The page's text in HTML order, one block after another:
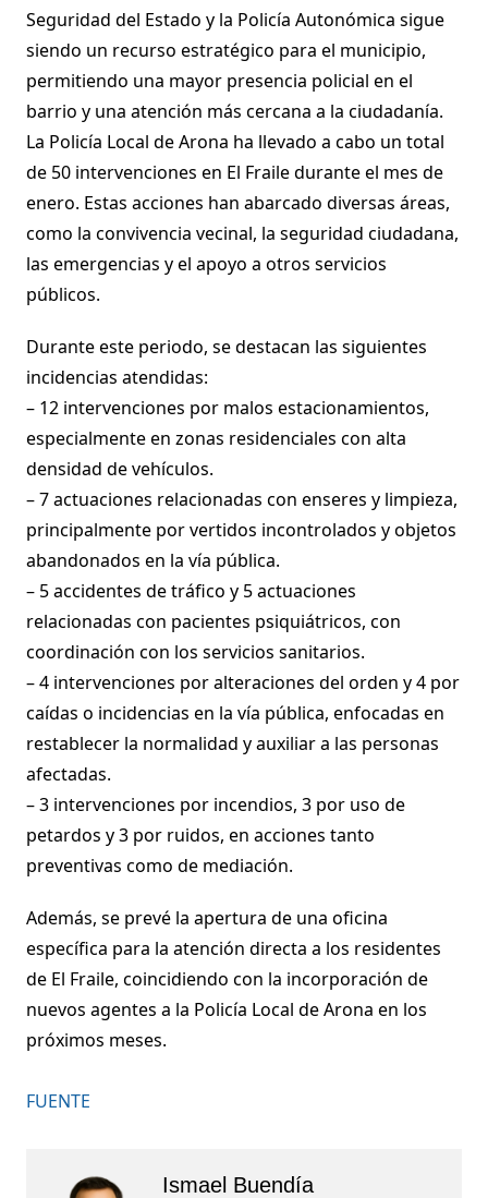
Seguridad del Estado y la Policía Autonómica sigue
siendo un recurso estratégico para el municipio,
permitiendo una mayor presencia policial en el
barrio y una atención más cercana a la ciudadanía.
La Policía Local de Arona ha llevado a cabo un total
de 50 intervenciones en El Fraile durante el mes de
enero. Estas acciones han abarcado diversas áreas,
como la convivencia vecinal, la seguridad ciudadana,
las emergencias y el apoyo a otros servicios
públicos.
Durante este periodo, se destacan las siguientes
incidencias atendidas:
– 12 intervenciones por malos estacionamientos,
especialmente en zonas residenciales con alta
densidad de vehículos.
– 7 actuaciones relacionadas con enseres y limpieza,
principalmente por vertidos incontrolados y objetos
abandonados en la vía pública.
– 5 accidentes de tráfico y 5 actuaciones
relacionadas con pacientes psiquiátricos, con
coordinación con los servicios sanitarios.
– 4 intervenciones por alteraciones del orden y 4 por
caídas o incidencias en la vía pública, enfocadas en
restablecer la normalidad y auxiliar a las personas
afectadas.
– 3 intervenciones por incendios, 3 por uso de
petardos y 3 por ruidos, en acciones tanto
preventivas como de mediación.
Además, se prevé la apertura de una oficina
específica para la atención directa a los residentes
de El Fraile, coincidiendo con la incorporación de
nuevos agentes a la Policía Local de Arona en los
próximos meses.
FUENTE
Ismael Buendía